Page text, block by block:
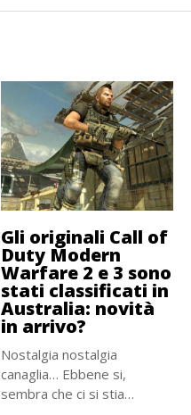
Gli originali Call of
Duty Modern
Warfare 2 e 3 sono
stati classificati in
Australia: novità
in arrivo?
Nostalgia nostalgia
canaglia… Ebbene si,
sembra che ci si stia